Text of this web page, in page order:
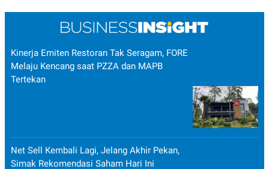
Kinerja Emiten Restoran Tak Seragam, FORE
Melaju Kencang saat PZZA dan MAPB
Tertekan
Net Sell Kembali Lagi, Jelang Akhir Pekan,
Simak Rekomendasi Saham Hari Ini